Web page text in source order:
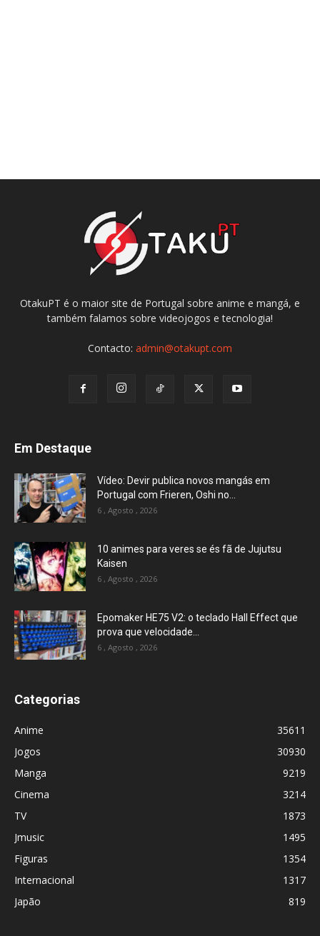
OtakuPT é o maior site de Portugal sobre anime e mangá, e
também falamos sobre videojogos e tecnologia!
Contacto: admin@otakupt.com
Em Destaque
Vídeo: Devir publica novos mangás em
Portugal com Frieren, Oshi no...
6 , Agosto , 2026
10 animes para veres se és fã de Jujutsu
Kaisen
6 , Agosto , 2026
Epomaker HE75 V2: o teclado Hall Effect que
prova que velocidade...
6 , Agosto , 2026
Categorias
Anime
35611
Jogos
30930
Manga
9219
Cinema
3214
TV
1873
Jmusic
1495
Figuras
1354
Internacional
1317
Japão
819